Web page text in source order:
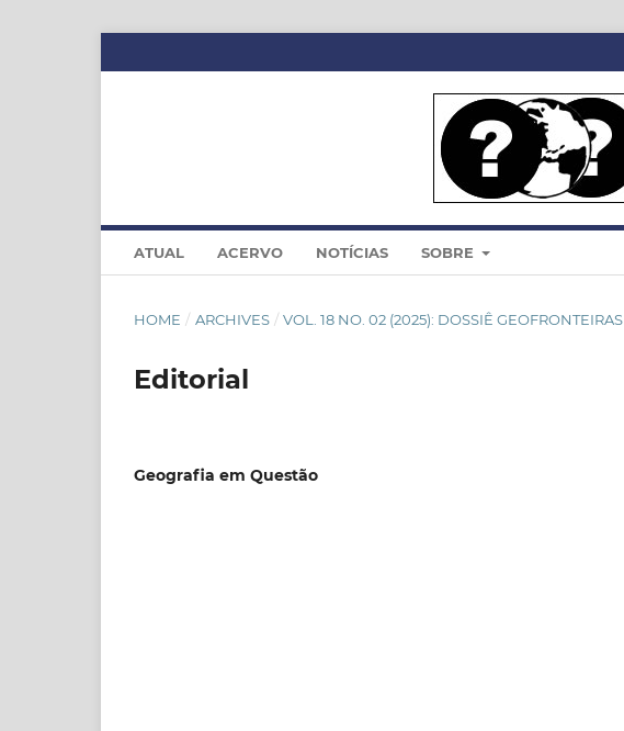
ATUAL ACERVO NOTÍCIAS SOBRE
HOME / ARCHIVES / VOL. 18 NO. 02 (2025): DOSSIÊ GEOFRONTEIRAS
Editorial
Geografia em Questão